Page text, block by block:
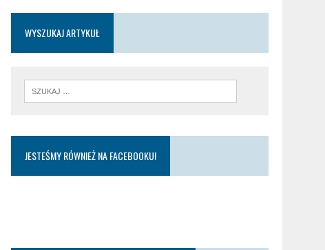
WYSZUKAJ ARTYKUŁ
JESTEŚMY RÓWNIEŻ NA FACEBOOKU!